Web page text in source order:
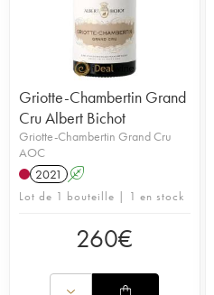
Griotte-Chambertin Grand
Cru Albert Bichot
Griotte-Chambertin Grand Cru
AOC
2021
A
Lot de 1 bouteille | 1 en stock
260€